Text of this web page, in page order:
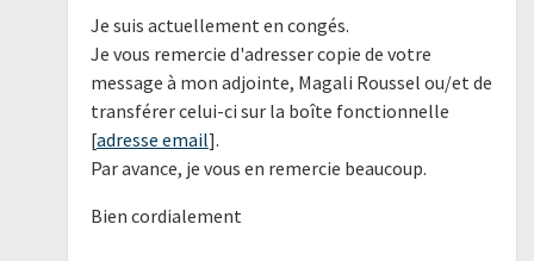
Je suis actuellement en congés.
Je vous remercie d'adresser copie de votre
message à mon adjointe, Magali Roussel ou/et de
transférer celui-ci sur la boîte fonctionnelle
[adresse email].
Par avance, je vous en remercie beaucoup.
Bien cordialement